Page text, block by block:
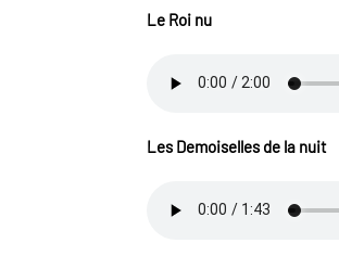
Le Roi nu
Les Demoiselles de la nuit